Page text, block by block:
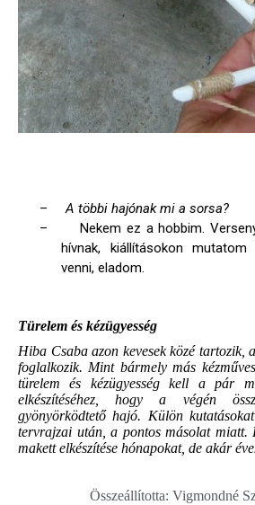
–
A többi hajónak mi a sorsa?
–
Nekem ez a hobbim.
hívnak, kiállításokon
venni, eladom.
Türelem és kézügyesség
Hiba Csaba azon kevesek közé tartozik,
foglalkozik. Mint bármely más
türelem és kézügyesség kell a pár
elkészítéséhez, hogy a végén
gyönyörködtető hajó. Külön
tervrajzai után, a pontos másolat miatt.
makett elkészítése hónapokat, de akár
Összeállította: Vigmondné